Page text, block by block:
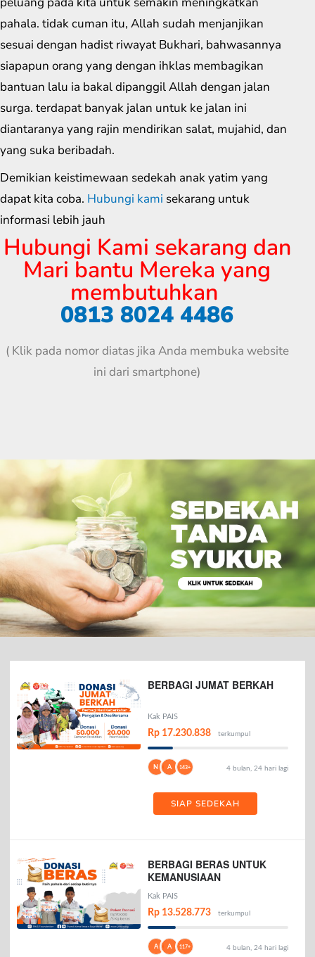
pahala. tidak cuman itu, Allah sudah menjanjikan
sesuai dengan hadist riwayat Bukhari, bahwasannya
siapapun orang yang dengan ihklas membagikan
bantuan lalu ia bakal dipanggil Allah dengan jalan
surga. terdapat banyak jalan untuk ke jalan ini
diantaranya yang rajin mendirikan salat, mujahid, dan
yang suka beribadah.
Demikian keistimewaan sedekah anak yatim yang
dapat kita coba. Hubungi kami sekarang untuk
informasi lebih jauh
Hubungi Kami sekarang dan
Mari bantu Mereka yang
membutuhkan
0813 8024 4486
( Klik pada nomor diatas jika Anda membuka website
ini dari smartphone)
BERBAGI JUMAT BERKAH
Kak PAIS
Rp 17.230.838 terkumpul
N A 143+ 4 bulan, 24 hari lagi
SIAP SEDEKAH
BERBAGI BERAS UNTUK
KEMANUSIAAN
Kak PAIS
Rp 13.528.773 terkumpul
A A 117+ 4 bulan, 24 hari lagi